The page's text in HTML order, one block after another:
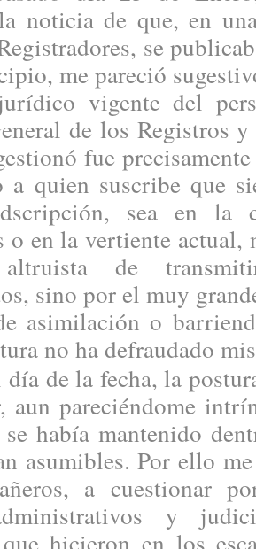
noticia de que, en
se
me pareció
vigente del
de los Registros
fue
a quien suscribe que
sea en la
o en la vertiente
de
sino por el muy
asimilación o
no ha defraudado
de la fecha, la
aun pareciéndome
había mantenido
asumibles. Por ello
a cuestionar
y
hicieron en los